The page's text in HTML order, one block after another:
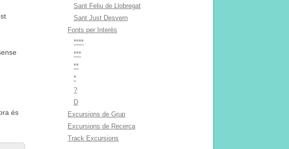
és
Sant Feliu de Llobregat
Sant Just Desvern
Fonts per Interès
****
***
**
*
?
D
Excursions de Grup
Excursions de Recerca
Track Excursions